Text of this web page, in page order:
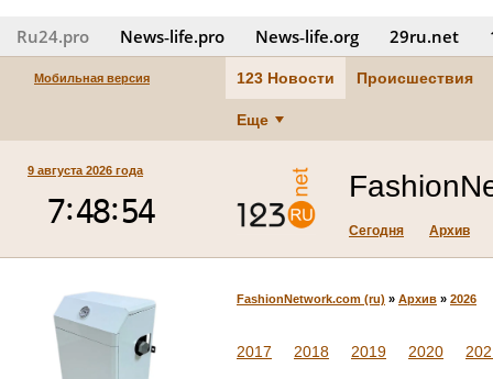
Ru24.pro News‑life.pro News‑life.org 29ru.net
Мобильная версия 123 Новости Происшествия
Еще
9 августа 2026 года
Сегодня Архив
FashionNetwork.com (ru) » Архив » 2026
2017 2018 2019 2020